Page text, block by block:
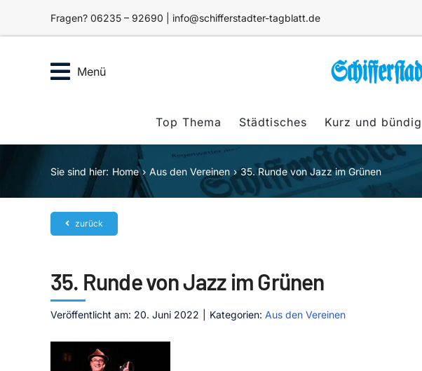
Fragen? 06235 – 92690 | info@schifferstadter-tagblatt.de
Menü
Top Thema Städtisches Kurz und bündig
Sie sind hier: Home Aus den Vereinen 35. Runde von Jazz im Grünen
zurück
35. Runde von Jazz im Grünen
Veröffentlicht am: 20. Juni 2022 Kategorien: Aus den Vereinen